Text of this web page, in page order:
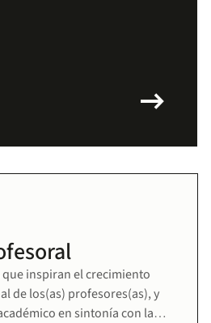
arrow_right_alt
inspiran el crecimiento
de los(as) profesores(as), y
en sintonía con la